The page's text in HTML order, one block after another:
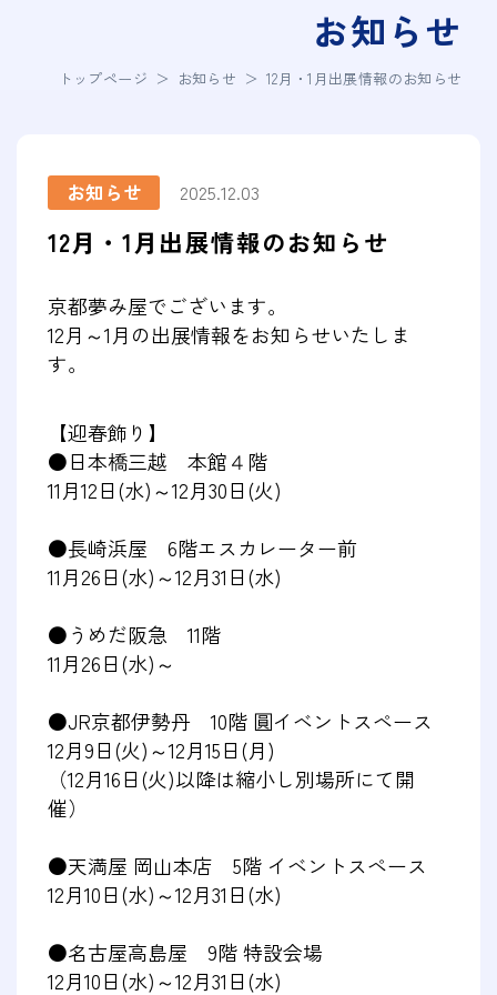
お知らせ
トップページ ＞ お知らせ ＞ 12月・1月出展情報のお知らせ
お知らせ 2025.12.03
12月・1月出展情報のお知らせ
京都夢み屋でございます。
12月～1月の出展情報をお知らせいたしま
す。
【迎春飾り】
●日本橋三越 本館４階
11月12日(水)～12月30日(火)
●長崎浜屋 6階エスカレーター前
11月26日(水)～12月31日(水)
●うめだ阪急 11階
11月26日(水)～
●JR京都伊勢丹 10階 圓イベントスペース
12月9日(火)～12月15日(月)
（12月16日(火)以降は縮小し別場所にて開
催）
●天満屋 岡山本店 5階 イベントスペース
12月10日(水)～12月31日(水)
●名古屋高島屋 9階 特設会場
12月10日(水)～12月31日(水)